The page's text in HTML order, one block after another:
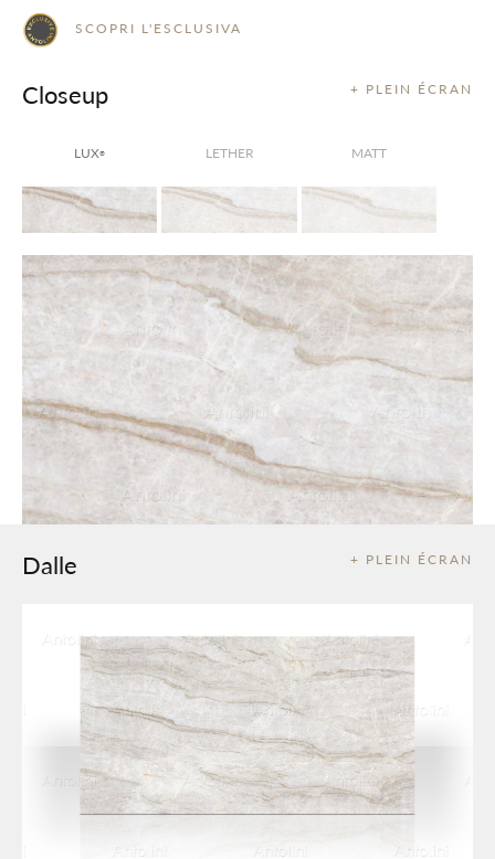
SCOPRI L'ESCLUSIVA
+ PLEIN ÉCRAN
Closeup
LUX® LETHER MATT
+ PLEIN ÉCRAN
Dalle